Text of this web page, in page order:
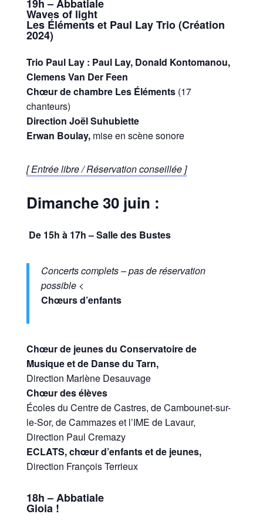
19h – Abbatiale
Waves of light
Les Éléments et Paul Lay Trio (Création
2024)
Trio Paul Lay : Paul Lay, Donald Kontomanou,
Clemens Van Der Feen
Chœur de chambre Les Éléments (17
chanteurs)
Direction Joël Suhubiette
Erwan Boulay, mise en scène sonore
[ Entrée libre / Réservation conseillée ]
Dimanche 30 juin :
De 15h à 17h – Salle des Bustes
Concerts complets – pas de réservation
possible<
Chœurs d’enfants
Chœur de jeunes du Conservatoire de
Musique et de Danse du Tarn,
Direction Marlène Desauvage
Chœur des élèves
Écoles du Centre de Castres, de Cambounet-sur-
le-Sor, de Cammazes et l’IME de Lavaur,
Direction Paul Cremazy
ECLATS, chœur d’enfants et de jeunes,
Direction François Terrieux
18h – Abbatiale
Gioia !